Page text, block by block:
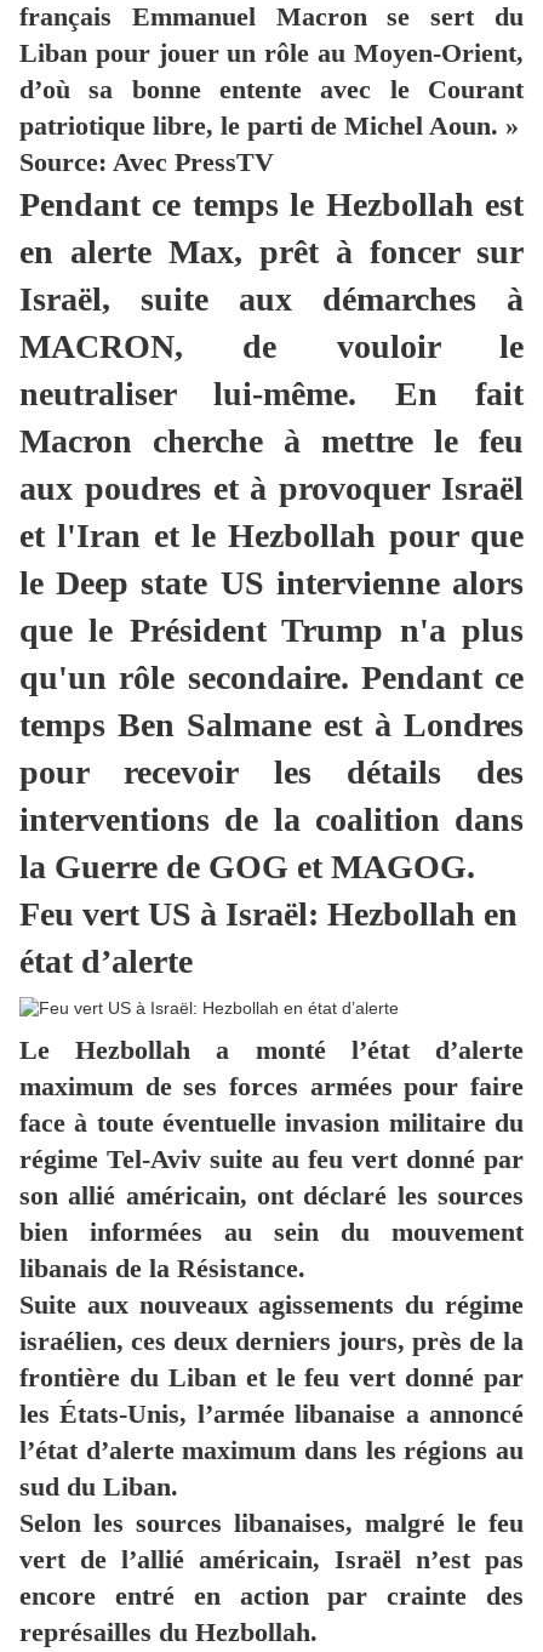
français Emmanuel Macron se sert du
Liban pour jouer un rôle au Moyen-Orient,
d’où sa bonne entente avec le Courant
patriotique libre, le parti de Michel Aoun. »
Source: Avec PressTV
Pendant ce temps le Hezbollah est
en alerte Max, prêt à foncer sur
Israël, suite aux démarches à
MACRON, de vouloir le
neutraliser lui-même. En fait
Macron cherche à mettre le feu
aux poudres et à provoquer Israël
et l'Iran et le Hezbollah pour que
le Deep state US intervienne alors
que le Président Trump n'a plus
qu'un rôle secondaire. Pendant ce
temps Ben Salmane est à Londres
pour recevoir les détails des
interventions de la coalition dans
la Guerre de GOG et MAGOG.
Feu vert US à Israël: Hezbollah en
état d’alerte
Le Hezbollah a monté l’état d’alerte
maximum de ses forces armées pour faire
face à toute éventuelle invasion militaire du
régime Tel-Aviv suite au feu vert donné par
son allié américain, ont déclaré les sources
bien informées au sein du mouvement
libanais de la Résistance.
Suite aux nouveaux agissements du régime
israélien, ces deux derniers jours, près de la
frontière du Liban et le feu vert donné par
les États-Unis, l’armée libanaise a annoncé
l’état d’alerte maximum dans les régions au
sud du Liban.
Selon les sources libanaises, malgré le feu
vert de l’allié américain, Israël n’est pas
encore entré en action par crainte des
représailles du Hezbollah.